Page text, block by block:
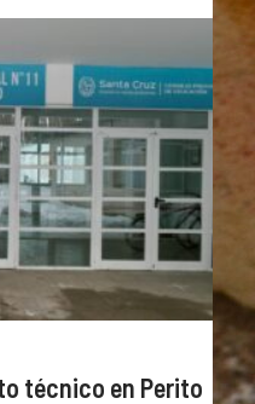
técnico en Perito